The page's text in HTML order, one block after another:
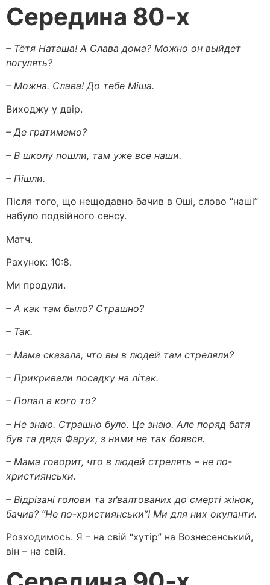
Середина 80-х
– Тётя Наташа! А Слава дома? Можно он выйдет
погулять?
– Можна. Слава! До тебе Міша.
Виходжу у двір.
– Де гратимемо?
– В школу пошли, там уже все наши.
– Пішли.
Після того, що нещодавно бачив в Оші, слово “наші”
набуло подвійного сенсу.
Матч.
Рахунок: 10:8.
Ми продули.
– А как там было? Страшно?
– Так.
– Мама сказала, что вы в людей там стреляли?
– Прикривали посадку на літак.
– Попал в кого то?
– Не знаю. Страшно було. Це знаю. Але поряд батя
був та дядя Фарух, з ними не так боявся.
– Мама говорит, что в людей стрелять – не по-
християнськи.
– Відрізані голови та зґвалтованих до смерті жінок,
бачив? “Не по-християнськи”! Ми для них окупанти.
Розходимось. Я – на свій “хутір” на Вознесенський,
він – на свій.